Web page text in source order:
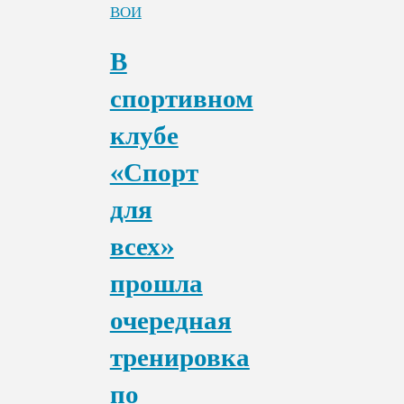
ВОИ
В
спортивном
клубе
«Спорт
для
всех»
прошла
очередная
тренировка
по